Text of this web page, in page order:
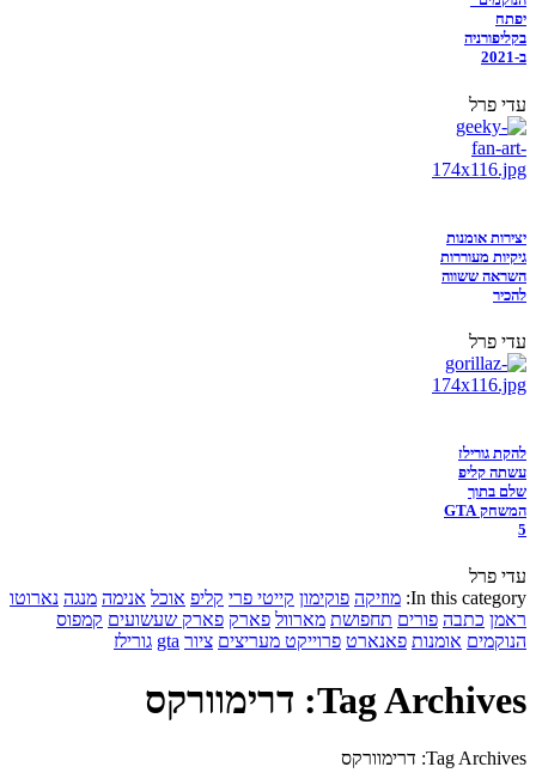
יפתח
בקליפורניה
ב-2021
עדי פרל
יצירות אומנות
גיקיות מעוררות
השראה ששווה
להכיר
עדי פרל
להקת גורילז
עשתה קליפ
שלם בתוך
המשחק GTA
5
עדי פרל
In this category: מוזיקה פוקימון קייטי פרי קליפ אוכל אנימה מנגה נארוטו
ראמן כתבה פורים תחפושת מארוול פארק פארק שעשועים קמפוס
הנוקמים אומנות פאנארט פרוייקט מעריצים ציור gta גורילז
Tag Archives: דרימוורקס
Tag Archives: דרימוורקס